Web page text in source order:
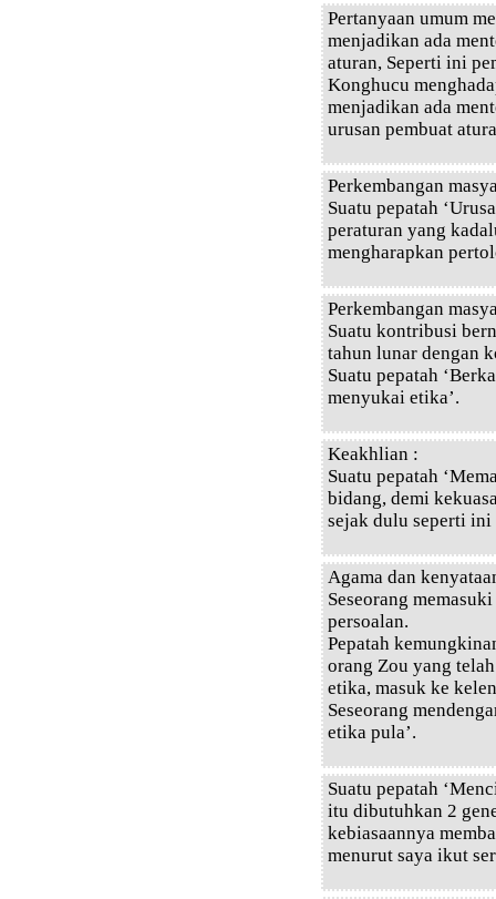
Pertanyaan umum
menjadikan ada
aturan, Seperti ini
Konghucu
menjadikan ada
urusan pembuat
Perkembangan
Suatu pepatah
peraturan yang
mengharapkan
Perkembangan
Suatu kontribusi
tahun lunar dengan
Suatu pepatah
menyukai etika’.
Keakhlian :
Suatu pepatah
bidang, demi
sejak dulu seperti ini
Agama dan
Seseorang
persoalan.
Pepatah
orang Zou yang
etika, masuk ke
Seseorang
etika pula’.
Suatu pepatah
itu dibutuhkan 2
kebiasaannya
menurut saya ikut